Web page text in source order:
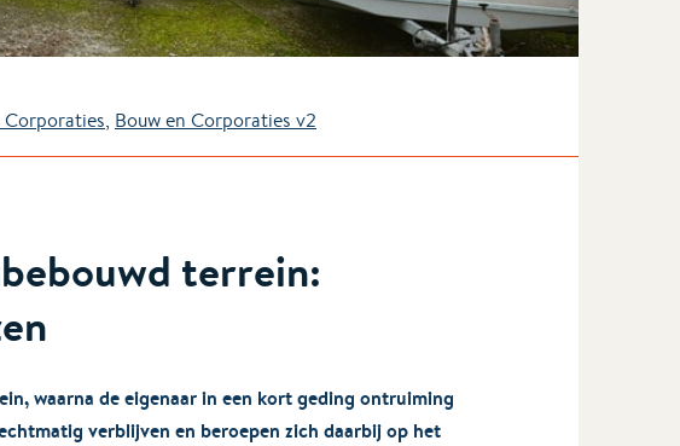
Corporaties, Bouw en Corporaties v2
terrein:
waarna de eigenaar in een kort geding ontruiming
verblijven en beroepen zich daarbij op het